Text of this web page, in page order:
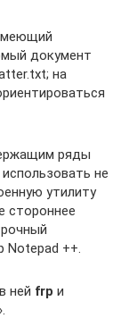
документ
на
ряды
не
утилиту
стороннее
Notepad ++.
ней frp и